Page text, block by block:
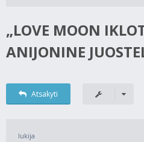
„LOVE MOON
ANIJONINE
Atsakyti
lukija